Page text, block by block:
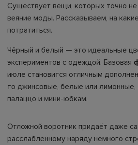
Существует вещи, которых точно не
веяние моды. Рассказываем, на
потратиться.
Чёрный и белый — это идеальные
экспериментов с одеждой. Базовая
июле становится отличным
то джинсовые, белые или
палаццо и мини-юбкам.
Отложной воротник придаёт даже
расслабленному наряду немного